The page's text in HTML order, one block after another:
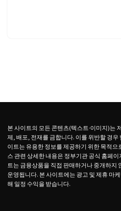
본 사이트의 모든 콘텐츠(텍스트·이미지)는
제, 배포, 전재를 금합니다. 이를 위반할 경우
이트는 유용한 정보를 제공하기 위한 목적으
스 관련 상세한 내용은 정부기관 공식 홈페
트는 금융상품을 직접 판매하거나 중개하지
운영됩니다. 본 사이트에는 광고 및 제휴 마
해 일정 수익을 받습니다.